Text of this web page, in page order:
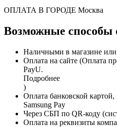
ОПЛАТА В ГОРОДЕ Москва
Возможные способы
Наличными в магазине или
Оплата на сайте (Оплата
PayU.
Подробнее
)
Оплата банковской
Samsung Pay
Через СБП по QR-коду
Оплата на реквизиты